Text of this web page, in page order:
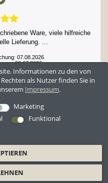
Ware, viele hilfreiche
Lieferung. ...
07.08.2026
23.07.2026
Informationen zu den von
als Nutzer finden Sie in
Impressum.
Marketing
Funktional
Widerrufsformular
Impressum